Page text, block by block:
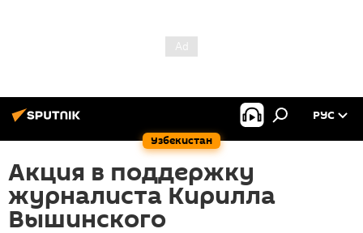
Узбекистан
РУС
Акция в поддержку
журналиста Кирилла
Вышинского